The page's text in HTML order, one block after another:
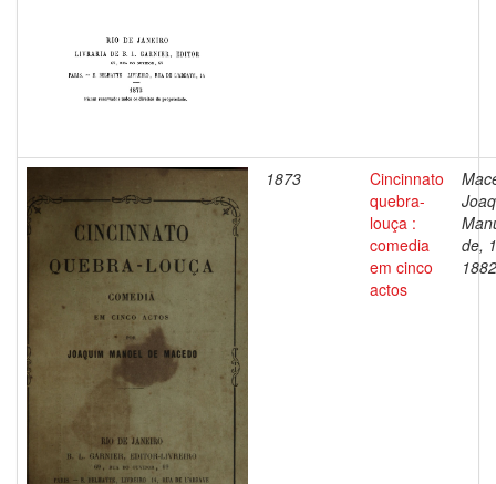
1873
Cincinnato
quebra-
louça :
comedia
em cinco
actos
de,
1882